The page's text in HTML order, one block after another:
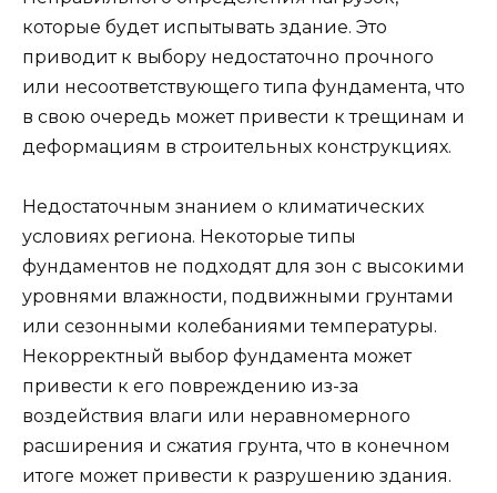
которые будет испытывать здание. Это
приводит к выбору недостаточно прочного
или несоответствующего типа фундамента, что
в свою очередь может привести к трещинам и
деформациям в строительных конструкциях.
Недостаточным знанием о климатических
условиях региона. Некоторые типы
фундаментов не подходят для зон с высокими
уровнями влажности, подвижными грунтами
или сезонными колебаниями температуры.
Некорректный выбор фундамента может
привести к его повреждению из-за
воздействия влаги или неравномерного
расширения и сжатия грунта, что в конечном
итоге может привести к разрушению здания.